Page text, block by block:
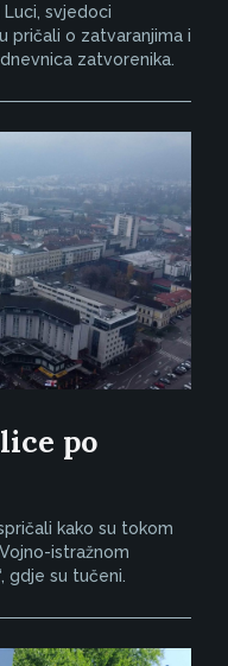
Luci, svjedoci
pričali o zatvaranjima i
zatvorenika.
po
kako su tokom
istražnom
gdje su tučeni.